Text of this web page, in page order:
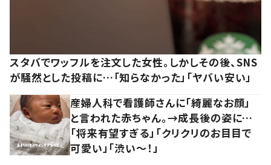
スタバでワッフルを注文した女性。しかしその後、SNS
が騒然とした投稿に…「知らなかった」「ヤバい安い」
産婦人科で看護師さんに「綺麗なお顔」
と言われた赤ちゃん。→成長後の姿に…
「将来有望すぎる」「クリクリのお目目で
可愛い」「渋い～！」